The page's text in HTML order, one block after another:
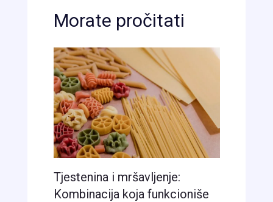
Morate pročitati
Tjestenina i mršavljenje:
Kombinacija koja funkcioniše